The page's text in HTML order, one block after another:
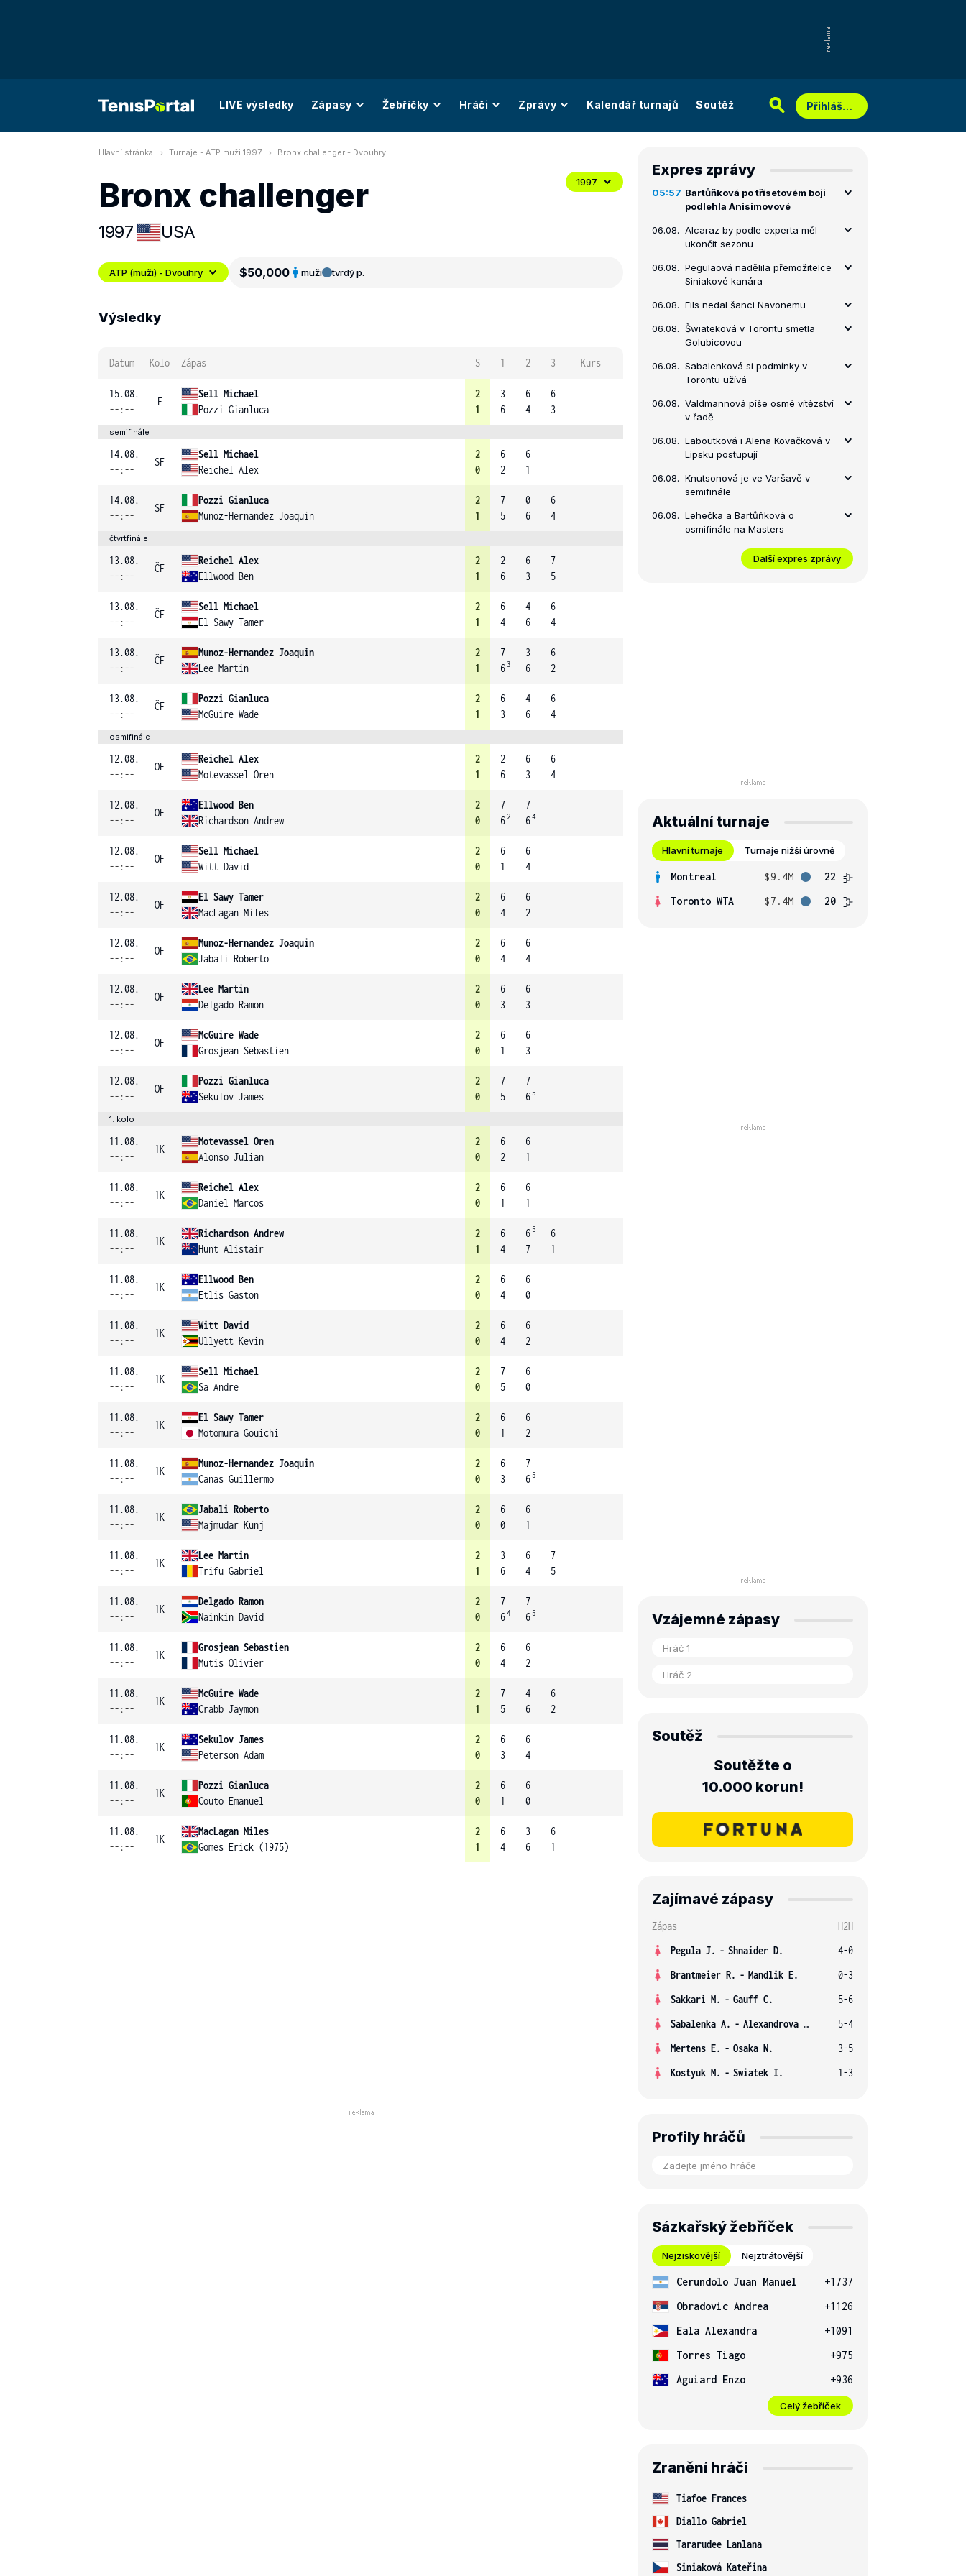
LIVE výsledky Zápasy Žebříčky Hráči Zprávy Kalendář turnajů Soutěž Přihlášení
Hlavní stránka Turnaje - ATP muži 1997 Bronx challenger - Dvouhry
Bronx challenger
1997 USA
1997
ATP (muži) - Dvouhry $50,000 muži tvrdý p.
Výsledky
Datum Kolo Zápas S 1 2 3 Kurs
15.08.
--:--
F
Sell Michael
Pozzi Gianluca
2
1
3
6
6
4
6
3
semifinále
14.08.
--:--
SF
Sell Michael
Reichel Alex
2
0
6
2
6
1
14.08.
--:--
SF
Pozzi Gianluca
Munoz-Hernandez Joaquin
2
1
7
5
0
6
6
4
čtvrtfinále
13.08.
--:--
ČF
Reichel Alex
Ellwood Ben
2
1
2
6
6
3
7
5
13.08.
--:--
ČF
Sell Michael
El Sawy Tamer
2
1
6
4
4
6
6
4
13.08.
--:--
ČF
Munoz-Hernandez Joaquin
Lee Martin
2
1
7
6 3
3
6
6
2
13.08.
--:--
ČF
Pozzi Gianluca
McGuire Wade
2
1
6
3
4
6
6
4
osmifinále
12.08.
--:--
OF
Reichel Alex
Motevassel Oren
2
1
2
6
6
3
6
4
12.08.
--:--
OF
Ellwood Ben
Richardson Andrew
2
0
7
62
7
64
12.08.
--:--
OF
Sell Michael
Witt David
2
0
6
1
6
4
12.08.
--:--
OF
El Sawy Tamer
MacLagan Miles
2
0
6
4
6
2
12.08.
--:--
OF
Munoz-Hernandez Joaquin
Jabali Roberto
2
0
6
4
6
4
12.08.
--:--
OF
Lee Martin
Delgado Ramon
2
0
6
3
6
3
12.08.
--:--
OF
McGuire Wade
Grosjean Sebastien
2
0
6
1
6
3
12.08.
--:--
OF
Pozzi Gianluca
Sekulov James
2
0
7
5
7
6 5
1. kolo
11.08.
--:--
1K
Motevassel Oren
Alonso Julian
2
0
6
2
6
1
11.08.
--:--
1K
Reichel Alex
Daniel Marcos
2
0
6
1
6
1
11.08.
--:--
1K
Richardson Andrew
Hunt Alistair
2
1
6
4
6 5
7
6
1
11.08.
--:--
1K
Ellwood Ben
Etlis Gaston
2
0
6
4
6
0
11.08.
--:--
1K
Witt David
Ullyett Kevin
2
0
6
4
6
2
11.08.
--:--
1K
Sell Michael
Sa Andre
2
0
7
5
6
0
11.08.
--:--
1K
El Sawy Tamer
Motomura Gouichi
2
0
6
1
6
2
11.08.
--:--
1K
Munoz-Hernandez Joaquin
Canas Guillermo
2
0
6
3
7
6 5
11.08.
--:--
1K
Jabali Roberto
Majmudar Kunj
2
0
6
0
6
1
11.08.
--:--
1K
Lee Martin
Trifu Gabriel
2
1
3
6
6
4
7
5
11.08.
--:--
1K
Delgado Ramon
Nainkin David
2
0
7
64
7
6 5
11.08.
--:--
1K
Grosjean Sebastien
Mutis Olivier
2
0
6
4
6
2
11.08.
--:--
1K
McGuire Wade
Crabb Jaymon
2
1
7
5
4
6
6
2
11.08.
--:--
1K
Sekulov James
Peterson Adam
2
0
6
3
6
4
11.08.
--:--
1K
Pozzi Gianluca
Couto Emanuel
2
0
6
1
6
0
11.08.
--:--
1K
MacLagan Miles
Gomes Erick (1975)
2
1
6
4
3
6
6
1
Expres zprávy
05:57 Bartůňková po třísetovém boji
podlehla Anisimovové
06.08. Alcaraz by podle experta měl
ukončit sezonu
06.08. Pegulaová nadělila přemožitelce
Siniakové kanára
06.08. Fils nedal šanci Navonemu
06.08. Šwiateková v Torontu smetla
Golubicovou
06.08. Sabalenková si podmínky v
Torontu užívá
06.08. Valdmannová píše osmé vítězství
v řadě
06.08. Laboutková i Alena Kovačková v
Lipsku postupují
06.08. Knutsonová je ve Varšavě v
semifinále
06.08. Lehečka a Bartůňková o
osmifinále na Masters
Další expres zprávy
Aktuální turnaje
Hlavní turnaje Turnaje nižší úrovně
Montreal $9.4M
22
Toronto WTA
$7.4M 20
Vzájemné zápasy
Soutěž
Soutěžte o
10.000 korun!
Zajímavé zápasy
Zápas
H2H
Pegula J. - Shnaider D.
4-0
Brantmeier R. - Mandlik E.
0-3
Sakkari M. - Gauff C.
5-6
Sabalenka A. - Alexandrova E.
5-4
Mertens E. - Osaka N.
3-5
Kostyuk M. - Swiatek I. 1-3
Profily hráčů
Sázkařský žebříček
Nejziskovější Nejztrátovější
Cerundolo Juan Manuel
+1737
Obradovic Andrea
+1126
Eala Alexandra
+1091
Torres Tiago
+975
Aguiard Enzo
+936
Celý žebříček
Zranění hráči
Tiafoe Frances
Diallo Gabriel
Tararudee Lanlana
Siniaková Kateřina